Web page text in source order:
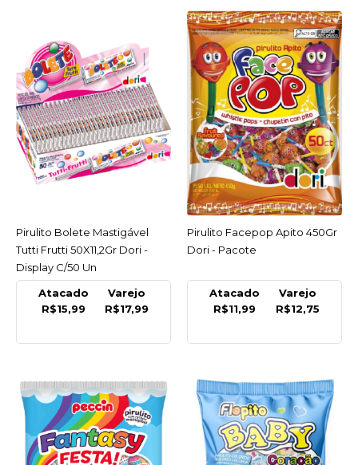
Pirulito Blong Sortido
Sour C/24Un 672Gr
Peccin - Pacote
R$17,99
COMPRAR
COMPARAR
LISTA DE DESEJO
Pirulito Blong Tutti-Frutti
Pacote
R$17,99
COMPRAR
COMPARAR
LISTA DE DESEJO
PECCIN
ACESSAR
Pirulito Bolete Mastigável
Tutti Frutti 50X11,2Gr Dori -
Display C/50 Un
Atacado
R$15,99
Varejo
R$17,99
ACESSAR
Pirulito Facepop Apito 450Gr
Dori - Pacote
Atacado
R$11,99
Varejo
R$12,75